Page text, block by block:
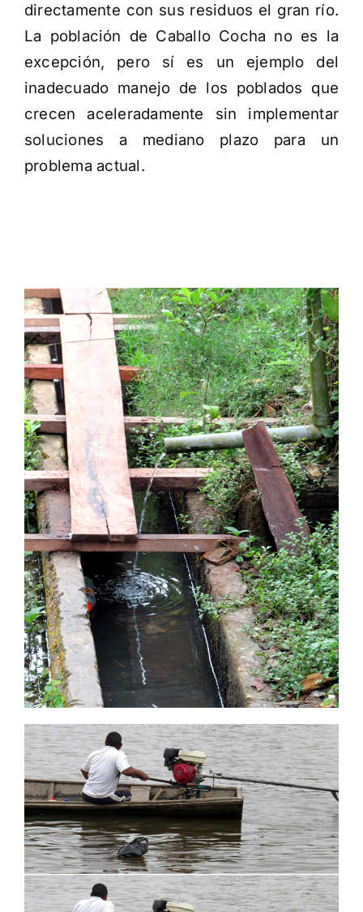
directamente con sus residuos el gran río.
La población de Caballo Cocha no es la
excepción, pero sí es un ejemplo del
inadecuado manejo de los poblados que
crecen aceleradamente sin implementar
soluciones a mediano plazo para un
problema actual.